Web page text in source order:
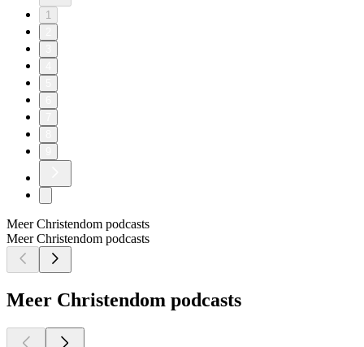
1
Meer Christendom podcasts
Meer Christendom podcasts
Meer Christendom podcasts